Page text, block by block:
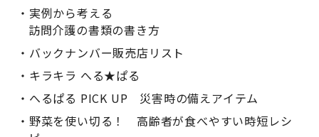
実例から考える
訪問介護の書類の書き方
バックナンバー販売店リスト
キラキラ へる★ぱる
へるぱる PICK UP 災害時の備えアイテム
野菜を使い切る！ 高齢者が食べやすい時短レシ